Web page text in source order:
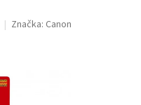
Značka: Canon